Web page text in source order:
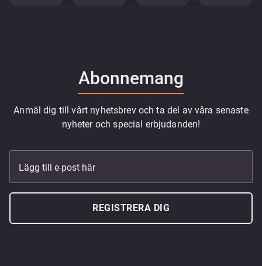
Abonnemang
Anmäl dig till vårt nyhetsbrev och ta del av våra senaste
nyheter och special erbjudanden!
Lägg till e-post här
REGISTRERA DIG